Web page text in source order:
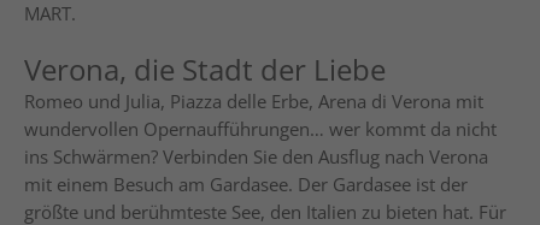
MART.
Verona, die Stadt der Liebe
Romeo und Julia, Piazza delle Erbe, Arena di Verona mit
wundervollen Opernaufführungen… wer kommt da nicht
ins Schwärmen? Verbinden Sie den Ausflug nach Verona
mit einem Besuch am Gardasee. Der Gardasee ist der
größte und berühmteste See, den Italien zu bieten hat. Für